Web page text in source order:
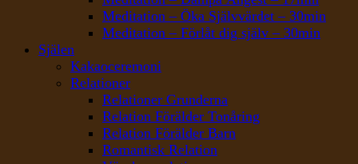
Meditation – Öka Självvärdet – 30min
Meditation – Förlåt dig själv – 30min
Själen
Kakaoceremoni
Relationer
Relationer Grunderna
Relation Förälder Tonåring
Relation Förälder Barn
Romantisk Relation